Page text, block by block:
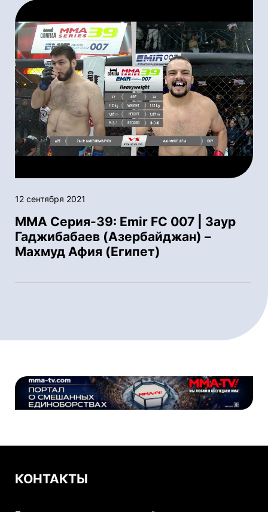
12 сентября 2021
ММА Серия-39: Emir FC 007 | Заур
Гаджибабаев (Азербайджан) –
Махмуд Афия (Египет)
КОНТАКТЫ